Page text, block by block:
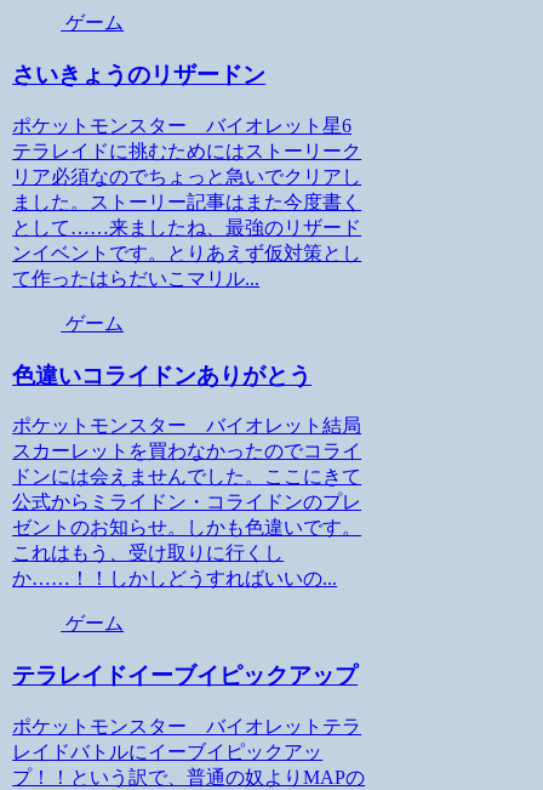
ゲーム
さいきょうのリザードン
ポケットモンスター バイオレット星6
テラレイドに挑むためにはストーリーク
リア必須なのでちょっと急いでクリアし
ました。ストーリー記事はまた今度書く
として……来ましたね、最強のリザード
ンイベントです。とりあえず仮対策とし
て作ったはらだいこマリル...
ゲーム
色違いコライドンありがとう
ポケットモンスター バイオレット結局
スカーレットを買わなかったのでコライ
ドンには会えませんでした。ここにきて
公式からミライドン・コライドンのプレ
ゼントのお知らせ。しかも色違いです。
これはもう、受け取りに行くし
か……！！しかしどうすればいいの...
ゲーム
テラレイドイーブイピックアップ
ポケットモンスター バイオレットテラ
レイドバトルにイーブイピックアッ
プ！！という訳で、普通の奴よりMAPの